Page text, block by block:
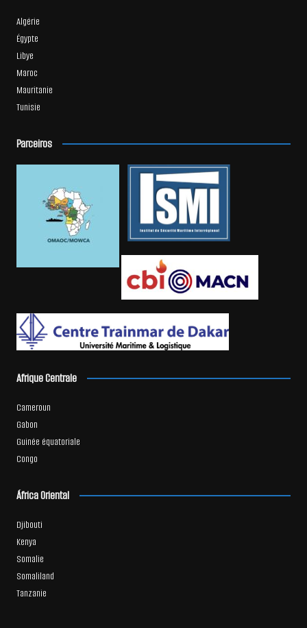
Algérie
Égypte
Libye
Maroc
Mauritanie
Tunisie
Parceiros
Afrique Centrale
Cameroun
Gabon
Guinée équatoriale
Congo
África Oriental
Djibouti
Kenya
Somalie
Somaliland
Tanzanie